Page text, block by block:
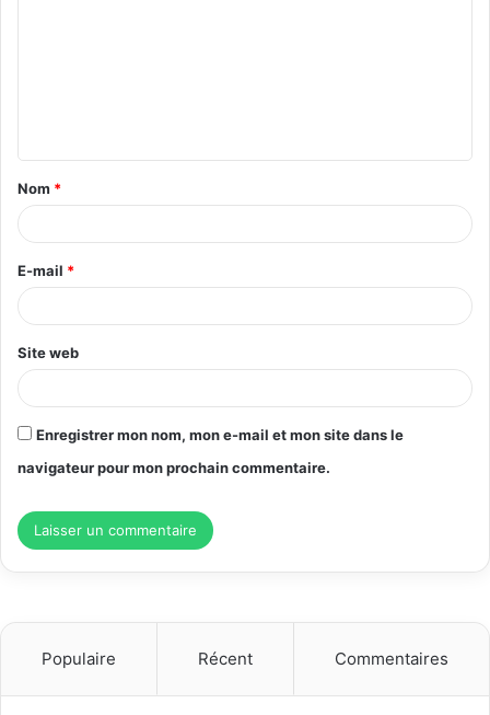
t
a
e
*
Nom *
E-mail *
Site web
Enregistrer mon nom, mon e-mail et mon site dans le
navigateur pour mon prochain commentaire.
Populaire Récent Commentaires